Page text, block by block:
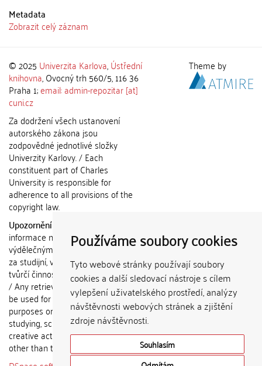
Používáme soubory cookies
Tyto webové stránky používají soubory
cookies a další sledovací nástroje s cílem
vylepšení uživatelského prostředí, analýzy
návštěvnosti webových stránek a zjištění
zdroje návštěvnosti.
Souhlasím
Metadata
Zobrazit celý záznam
© 2025 Univerzita Karlova,Ústřední
knihovna, Ovocný trh 560/5, 116 36
Praha 1;email: admin-repozitar [at]
cuni.cz
Za dodržení všech ustanovení
autorského zákona jsou
zodpovědné jednotlivé složky
Univerzity Karlovy. / Each
constituent part of Charles
University is responsible for
adherence to all provisions of the
copyright law.
Upozornění / Notice:
informace nemohou být použity k
výdělečným účelům nebo vydávány
za studijní, vědeckou nebo jinou
tvůrčí činnost jiné osoby než autora.
/ Any retrieved information shall not
be used for any commercial
purposes or claimed as results of
studying, scientific or any other
creative activities of any person
other than the author.
Theme by